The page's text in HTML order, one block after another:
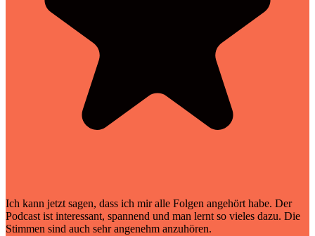
Ich kann jetzt sagen, dass ich mir alle Folgen angehört habe. Der
Podcast ist interessant, spannend und man lernt so vieles dazu. Die
Stimmen sind auch sehr angenehm anzuhören.